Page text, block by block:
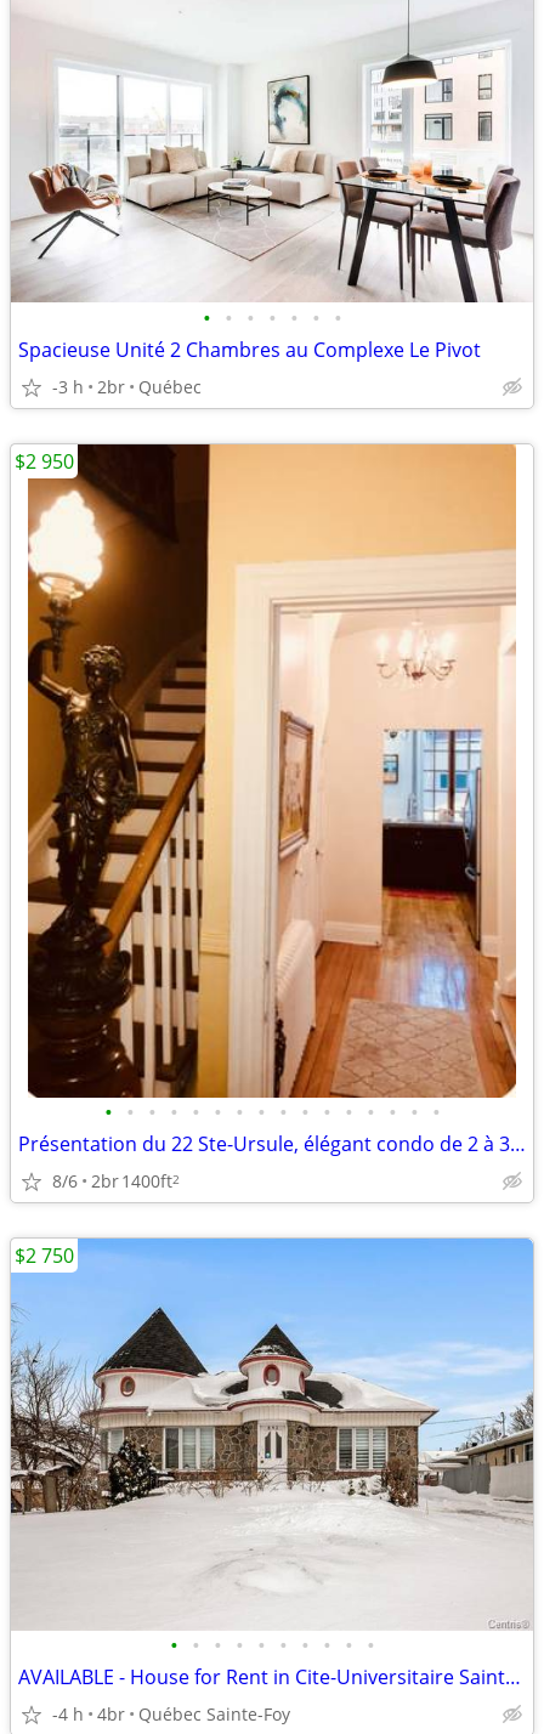
• • • • • • •
Spacieuse Unité 2 Chambres au Complexe Le Pivot
-3 h 2br Québec
• • • • • • • • • • • • • • • •
Présentation du 22 Ste-Ursule, élégant condo de 2 à 3 chambres
8/6 2br1400ft2
$2 950
• • • • • • • • • •
AVAILABLE - House for Rent in Cite-Universitaire Sainte-Foy
-4 h 4br Québec Sainte-Foy
$2 750